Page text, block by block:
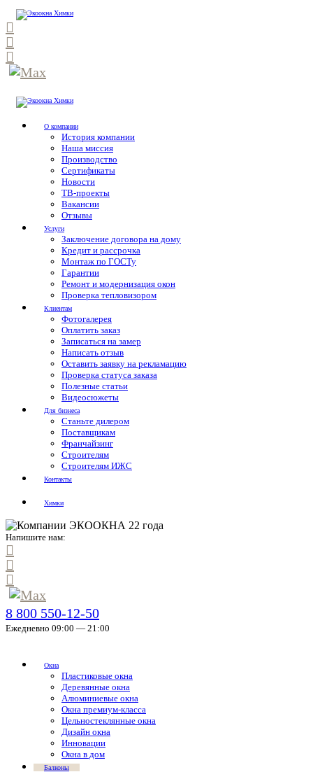
О компании
История компании
Наша миссия
Производство
Сертификаты
Новости
ТВ-проекты
Вакансии
Отзывы
Услуги
Заключение договора на дому
Кредит и рассрочка
Монтаж по ГОСТу
Гарантии
Ремонт и модернизация окон
Проверка тепловизором
Клиентам
Фотогалерея
Оплатить заказ
Записаться на замер
Написать отзыв
Оставить заявку на рекламацию
Проверка статуса заказа
Полезные статьи
Видеосюжеты
Для бизнеса
Станьте дилером
Поставщикам
Франчайзинг
Строителям
Строителям ИЖС
Контакты
Химки
Напишите нам:
8 800 550-12-50
Ежедневно 09:00 — 21:00
Окна
Пластиковые окна
Деревянные окна
Алюминиевые окна
Окна премиум-класса
Цельностеклянные окна
Дизайн окна
Инновации
Окна в дом
Балконы